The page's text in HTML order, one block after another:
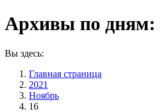
Архивы по дням:
Вы здесь:
Главная страница
2021
Ноябрь
16